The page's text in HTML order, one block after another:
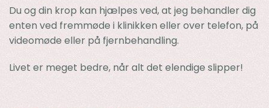
Du og din krop kan hjælpes ved, at jeg behandler dig
enten ved fremmøde i klinikken eller over telefon, på
videomøde eller på fjernbehandling.
Livet er meget bedre, når alt det elendige slipper!